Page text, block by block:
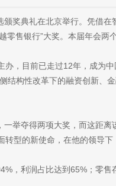
奖典礼在北京举行。凭借
零售银行”大奖。本届年会
，目前已走过12年，成为
结构性改革下的融资创新、
夺得两项大奖，而这距离
型的新使命，在他的领导
，利润占比达到65%；零售